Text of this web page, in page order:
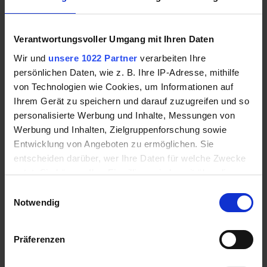
Verantwortungsvoller Umgang mit Ihren Daten
Wir und unsere 1022 Partner verarbeiten Ihre
persönlichen Daten, wie z. B. Ihre IP-Adresse, mithilfe
von Technologien wie Cookies, um Informationen auf
Ihrem Gerät zu speichern und darauf zuzugreifen und so
personalisierte Werbung und Inhalte, Messungen von
Werbung und Inhalten, Zielgruppenforschung sowie
Entwicklung von Angeboten zu ermöglichen. Sie
entscheiden darüber, wer Ihre Daten für welche Zwecke
nutzt. Sie können Ihre Einwilligung jederzeit über die
Trigger Symbol ändern oder widerrufen
Informationen über Ihre geografische Lage
Notwendig
Präferenzen
Unterscheidungen betreffen Sach- und
Rechtsmängel
altersbedingte und natürliche
Abnutzungserscheinungen einer Immobilie
sind kein Grund für eine Minderung der Miete
Schlichtungen zur Behebung von Mängeln
reduzieren Streitkosten und Zeitaufwand
Mietminderung bedarf der Ankündigung
gegenüber dem Vermieter durch Schriftform
Mieterschutzbund und bei Bedarf Fachanwalt